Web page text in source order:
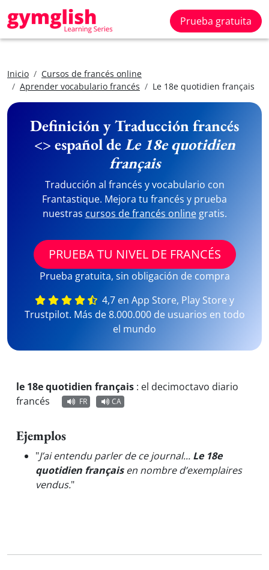
Prueba gratuita
Inicio
Cursos de francés online
Aprender vocabulario francés
Le 18e quotidien français
Definición y Traducción francés
<> español deLe 18e quotidien
français
Traducción al francés y vocabulario con
Frantastique. Mejora tu francés y prueba
nuestras cursos de francés onlinegratis.
PRUEBA TU NIVEL DE FRANCÉS
Prueba gratuita, sin obligación de compra
4,7 en App Store, Play Store y
Trustpilot. Más de 8.000.000 de usuarios en todo
el mundo
le 18e quotidien français : el decimoctavo diario
francés
FR CA
Ejemplos
"J’ai entendu parler de ce journal... Le 18e
quotidien françaisen nombre d’exemplaires
vendus."